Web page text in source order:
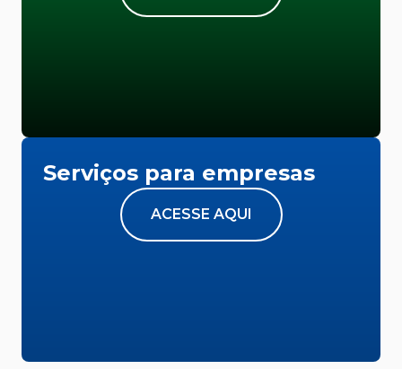
Serviços para empresas
ACESSE AQUI